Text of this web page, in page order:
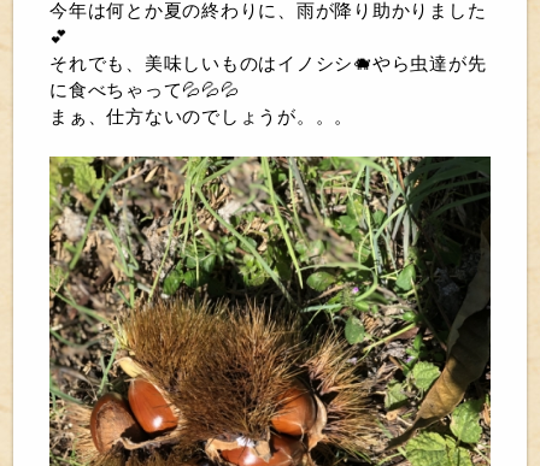
今年は何とか夏の終わりに、雨が降り助かりました
💕
それでも、美味しいものはイノシシ🐗やら虫達が先
に食べちゃって💦💦💦
まぁ、仕方ないのでしょうが。。。